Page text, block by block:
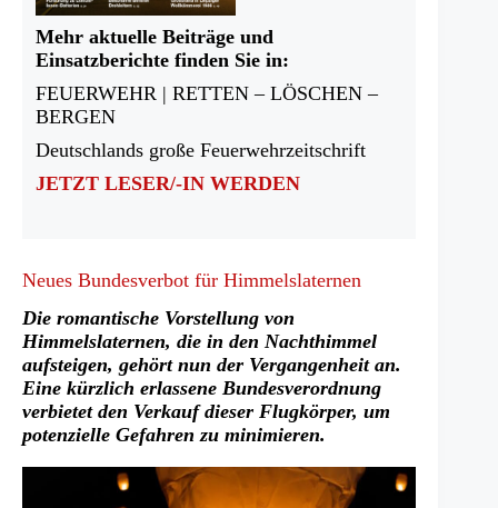
Mehr aktuelle Beiträge und
Einsatzberichte finden Sie in:
FEUERWEHR | RETTEN – LÖSCHEN –
BERGEN
Deutschlands große Feuerwehrzeitschrift
JETZT LESER/-IN WERDEN
Neues Bundesverbot für Himmelslaternen
Die romantische Vorstellung von
Himmelslaternen, die in den Nachthimmel
aufsteigen, gehört nun der Vergangenheit an.
Eine kürzlich erlassene Bundesverordnung
verbietet den Verkauf dieser Flugkörper, um
potenzielle Gefahren zu minimieren.